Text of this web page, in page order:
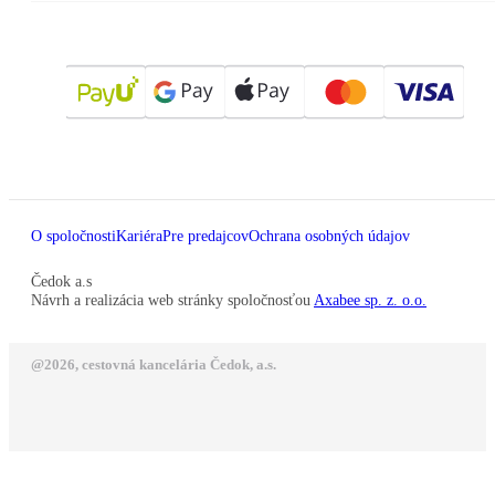
O spoločnostiKariéraPre predajcovOchrana osobných údajov
Čedok a.s
Návrh a realizácia web stránky spoločnosťou Axabee sp. z. o.o.
@2026, cestovná kancelária Čedok, a.s.